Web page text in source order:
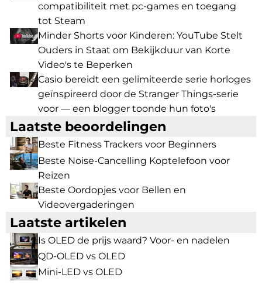
compatibiliteit met pc-games en toegang
tot Steam
Minder Shorts voor Kinderen: YouTube Stelt
Ouders in Staat om Bekijkduur van Korte
Video's te Beperken
Casio bereidt een gelimiteerde serie horloges
geïnspireerd door de Stranger Things-serie
voor — een blogger toonde hun foto's
Laatste beoordelingen
Beste Fitness Trackers voor Beginners
Beste Noise-Cancelling Koptelefoon voor
Reizen
Beste Oordopjes voor Bellen en
Videovergaderingen
Laatste artikelen
Is OLED de prijs waard? Voor- en nadelen
QD-OLED vs OLED
Mini-LED vs OLED